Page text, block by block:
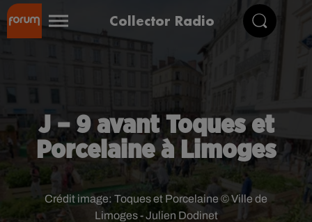
Collector Radio
J – 9 avant Toques et
Porcelaine à Limoges
Crédit image: Toques et Porcelaine © Ville de
Limoges - Julien Dodinet